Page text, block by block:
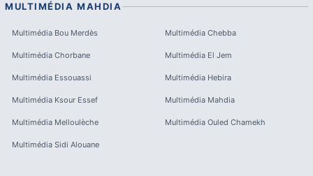
MULTIMÉDIA MAHDIA
Multimédia Bou Merdès Multimédia Chebba
Multimédia Chorbane Multimédia El Jem
Multimédia Essouassi Multimédia Hebira
Multimédia Ksour Essef Multimédia Mahdia
Multimédia Melloulèche Multimédia Ouled Chamekh
Multimédia Sidi Alouane